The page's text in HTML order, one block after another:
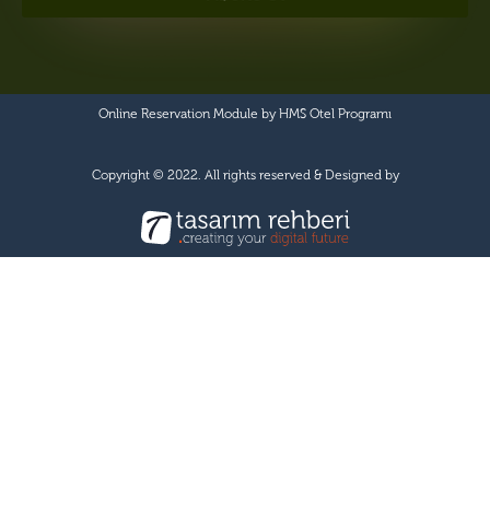
Online Reservation Module by HMS Otel Programı
Copyright © 2022. All rights reserved & Designed by